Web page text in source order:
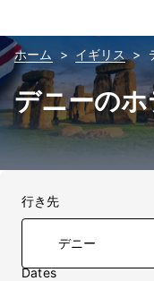
ホーム イギリス
デニーの
行き先
Dates